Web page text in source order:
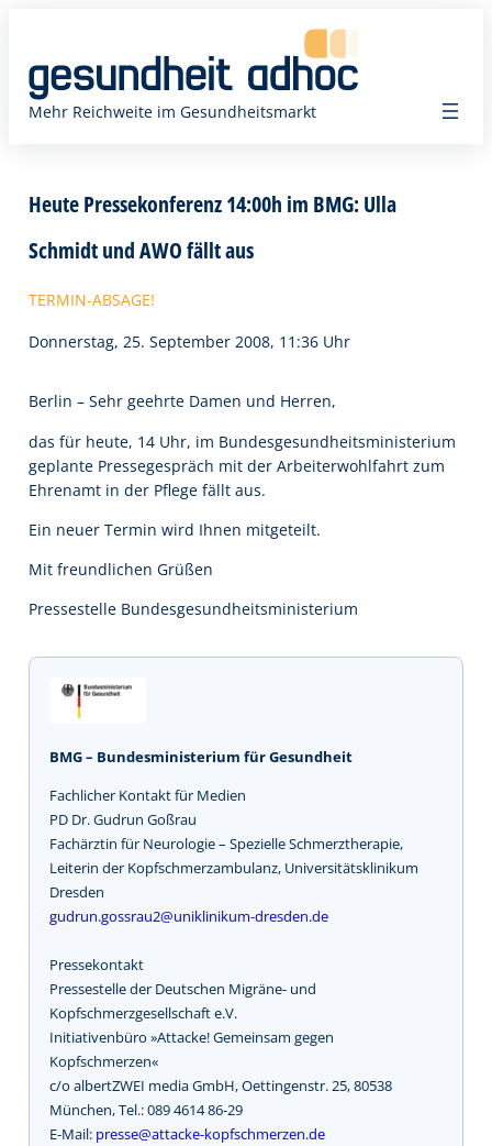
springen
Mehr Reichweite im Gesundheitsmarkt
Heute Pressekonferenz 14:00h im BMG: Ulla
Schmidt und AWO fällt aus
TERMIN-ABSAGE!
Donnerstag, 25. September 2008, 11:36 Uhr
Berlin – Sehr geehrte Damen und Herren,
das für heute, 14 Uhr, im Bundesgesundheitsministerium
geplante Pressegespräch mit der Arbeiterwohlfahrt zum
Ehrenamt in der Pflege fällt aus.
Ein neuer Termin wird Ihnen mitgeteilt.
Mit freundlichen Grüßen
Pressestelle Bundesgesundheitsministerium
BMG – Bundesministerium für Gesundheit
Fachlicher Kontakt für Medien
PD Dr. Gudrun Goßrau
Fachärztin für Neurologie – Spezielle Schmerztherapie,
Leiterin der Kopfschmerzambulanz, Universitätsklinikum
Dresden
gudrun.gossrau2@uniklinikum-dresden.de
Pressekontakt
Pressestelle der Deutschen Migräne- und
Kopfschmerzgesellschaft e.V.
Initiativenbüro »Attacke! Gemeinsam gegen
Kopfschmerzen«
c/o albertZWEI media GmbH, Oettingenstr. 25, 80538
München, Tel.: 089 4614 86-29
E-Mail: presse@attacke-kopfschmerzen.de